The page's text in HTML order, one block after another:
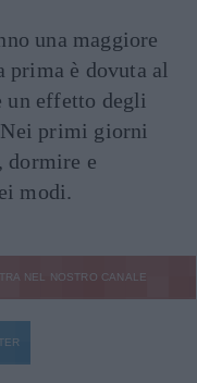
una maggiore
prima è dovuta al
un effetto degli
primi giorni
dormire e
modi.
NEL NOSTRO CANALE